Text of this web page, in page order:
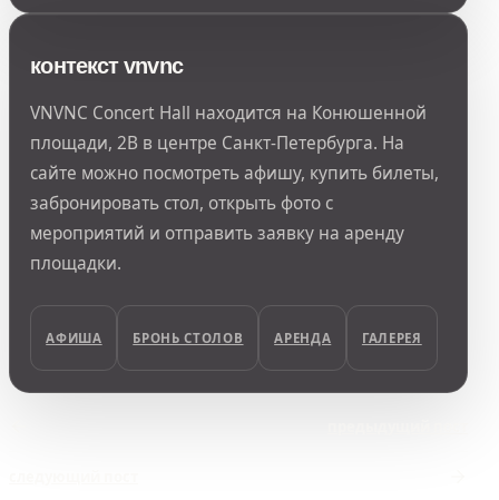
контекст vnvnc
VNVNC Concert Hall находится на Конюшенной
площади, 2В в центре Санкт-Петербурга. На
сайте можно посмотреть афишу, купить билеты,
забронировать стол, открыть фото с
мероприятий и отправить заявку на аренду
площадки.
АФИША БРОНЬ СТОЛОВ АРЕНДА ГАЛЕРЕЯ